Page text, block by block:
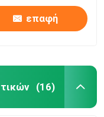
επαφή
(16)